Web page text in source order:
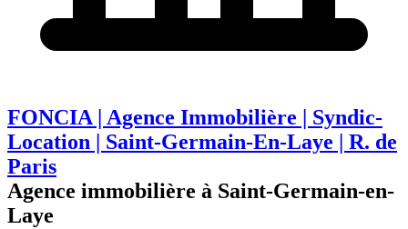
FONCIA | Agence Immobilière | Syndic-
Location | Saint-Germain-En-Laye | R. de
Paris
Agence immobilière à Saint-Germain-en-
Laye